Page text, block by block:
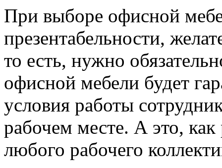
При выборе офисной
презентабельности,
то есть, нужно
офисной мебели будет
условия работы
рабочем месте. А это, как
любого рабочего